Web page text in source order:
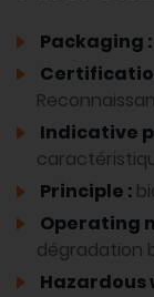
Packaging :
Indicative
Principle :
Operating
dégradation
Hazardous